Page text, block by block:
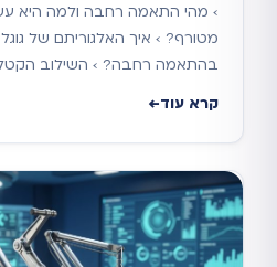
› מהי התאמה רחבה ולמה היא
מטורף? › איך האלגוריתם של גוגל
בהתאמה רחבה? › השילוב
קרא עוד